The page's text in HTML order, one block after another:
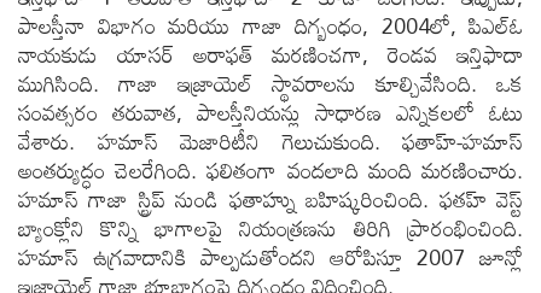
పాలస్తీనా విభాగం మరియు గాజా దిగ్బంధం, 2004లో, పిఎల్ఓ
నాయకుడు యాసర్ అరాఫత్ మరణించగా, రెండవ ఇన్తిఫాదా
ముగిసింది. గాజా ఇజ్రాయెల్ స్థావరాలను కూల్చివేసింది. ఒక
సంవత్సరం తరువాత, పాలస్తీనియన్లు సాధారణ ఎన్నికలలో ఓటు
వేశారు. హమాస్ మెజారిటీని గెలుచుకుంది. ఫతాహ్-హమాస్
అంతర్యుద్ధం చెలరేగింది. ఫలితంగా వందలాది మంది మరణించారు.
హమాస్ గాజా స్ట్రిప్ నుండి ఫతాహ్ను బహిష్కరించింది. ఫతహ్ వెస్ట్
బ్యాంక్లోని కొన్ని భాగాలపై నియంత్రణను తిరిగి ప్రారంభించింది.
హమాస్ ఉగ్రవాదానికి పాల్పడుతోందని ఆరోపిస్తూ 2007 జూన్లో